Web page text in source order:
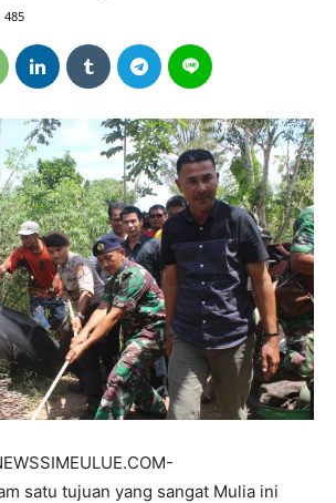
485
satu tujuan yang sangat Mulia ini